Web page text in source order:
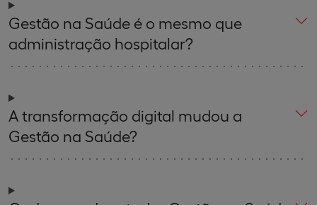
Gestão na Saúde é o mesmo que
administração hospitalar?
A transformação digital mudou a
Gestão na Saúde?